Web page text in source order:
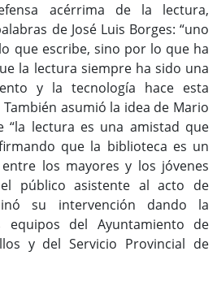
acérrima de la lectura,
de José Luis Borges: “uno
que escribe, sino por lo que ha
la lectura siempre ha sido una
y la tecnología hace esta
asumió la idea de Mario
“la lectura es una amistad que
que la biblioteca es un
los mayores y los jóvenes
público asistente al acto de
su intervención dando la
equipos del Ayuntamiento de
y del Servicio Provincial de